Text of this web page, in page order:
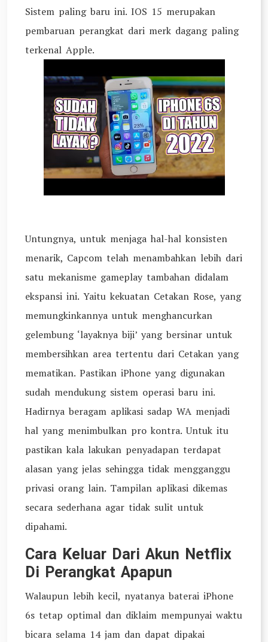
Sistem paling baru ini. IOS 15 merupakan
pembaruan perangkat dari merk dagang paling
terkenal Apple.
Untungnya, untuk menjaga hal-hal konsisten
menarik, Capcom telah menambahkan lebih dari
satu mekanisme gameplay tambahan didalam
ekspansi ini. Yaitu kekuatan Cetakan Rose, yang
memungkinkannya untuk menghancurkan
gelembung ‘layaknya biji’ yang bersinar untuk
membersihkan area tertentu dari Cetakan yang
mematikan. Pastikan iPhone yang digunakan
sudah mendukung sistem operasi baru ini.
Hadirnya beragam aplikasi sadap WA menjadi
hal yang menimbulkan pro kontra. Untuk itu
pastikan kala lakukan penyadapan terdapat
alasan yang jelas sehingga tidak mengganggu
privasi orang lain. Tampilan aplikasi dikemas
secara sederhana agar tidak sulit untuk
dipahami.
Cara Keluar Dari Akun Netflix
Di Perangkat Apapun
Walaupun lebih kecil, nyatanya baterai iPhone
6s tetap optimal dan diklaim mempunyai waktu
bicara selama 14 jam dan dapat dipakai